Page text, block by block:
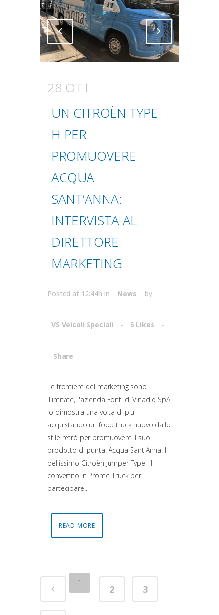
Attiva comando Attiva comando
28 OTT
UN CITROËN TYPE
H PER
PROMUOVERE
ACQUA
SANT’ANNA:
INTERVISTA AL
DIRETTORE
MARKETING
Posted at 12:44h in News by
VS Veicoli Speciali 6 Likes
Share
Attiva comando
Le frontiere del marketing sono
illimitate, l'azienda Fonti di Vinadio SpA
lo dimostra una volta di più
acquistando un food truck nuovo dallo
stile retró per promuovere il suo
prodotto di punta: Acqua Sant'Anna. Il
bellissimo Citroën Jumper Type H
convertito in Promo Truck per
partecipare...
READ MORE
1
2 3